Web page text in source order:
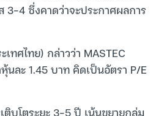
3-4 ซึ่งคาดว่าจะประกาศผลการ
ทศไทย) กล่าวว่า MASTEC
นละ 1.45 บาท คิดเป็นอัตรา P/E
ติบโตระยะ 3–5 ปี เน้นขยายกลุ่ม